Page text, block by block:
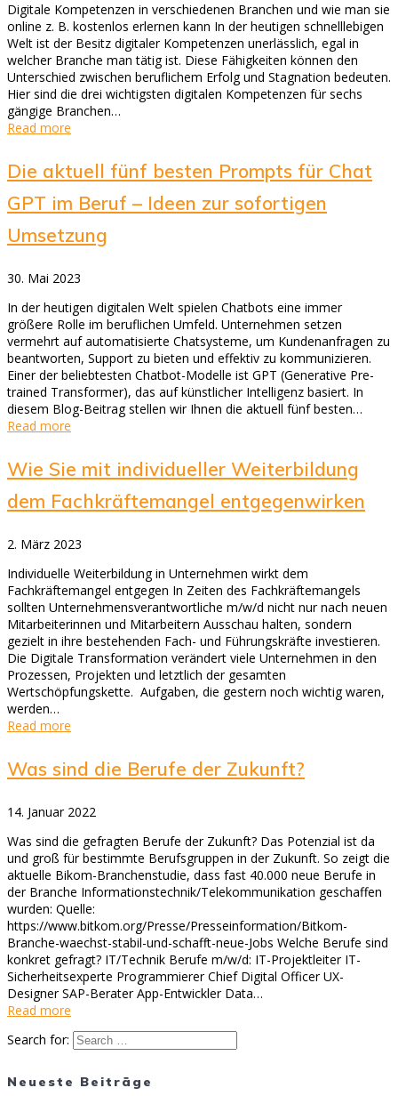
Digitale Kompetenzen in verschiedenen Branchen und wie man sie
online z. B. kostenlos erlernen kann In der heutigen schnelllebigen
Welt ist der Besitz digitaler Kompetenzen unerlässlich, egal in
welcher Branche man tätig ist. Diese Fähigkeiten können den
Unterschied zwischen beruflichem Erfolg und Stagnation bedeuten.
Hier sind die drei wichtigsten digitalen Kompetenzen für sechs
gängige Branchen…
Read more
Die aktuell fünf besten Prompts für Chat
GPT im Beruf – Ideen zur sofortigen
Umsetzung
30. Mai 2023
In der heutigen digitalen Welt spielen Chatbots eine immer
größere Rolle im beruflichen Umfeld. Unternehmen setzen
vermehrt auf automatisierte Chatsysteme, um Kundenanfragen zu
beantworten, Support zu bieten und effektiv zu kommunizieren.
Einer der beliebtesten Chatbot-Modelle ist GPT (Generative Pre-
trained Transformer), das auf künstlicher Intelligenz basiert. In
diesem Blog-Beitrag stellen wir Ihnen die aktuell fünf besten…
Read more
Wie Sie mit individueller Weiterbildung
dem Fachkräftemangel entgegenwirken
2. März 2023
Individuelle Weiterbildung in Unternehmen wirkt dem
Fachkräftemangel entgegen In Zeiten des Fachkräftemangels
sollten Unternehmensverantwortliche m/w/d nicht nur nach neuen
Mitarbeiterinnen und Mitarbeitern Ausschau halten, sondern
gezielt in ihre bestehenden Fach- und Führungskräfte investieren.
Die Digitale Transformation verändert viele Unternehmen in den
Prozessen, Projekten und letztlich der gesamten
Wertschöpfungskette. Aufgaben, die gestern noch wichtig waren,
werden…
Read more
Was sind die Berufe der Zukunft?
14. Januar 2022
Was sind die gefragten Berufe der Zukunft? Das Potenzial ist da
und groß für bestimmte Berufsgruppen in der Zukunft. So zeigt die
aktuelle Bikom-Branchenstudie, dass fast 40.000 neue Berufe in
der Branche Informationstechnik/Telekommunikation geschaffen
wurden: Quelle:
https://www.bitkom.org/Presse/Presseinformation/Bitkom-
Branche-waechst-stabil-und-schafft-neue-Jobs Welche Berufe sind
konkret gefragt? IT/Technik Berufe m/w/d: IT-Projektleiter IT-
Sicherheitsexperte Programmierer Chief Digital Officer UX-
Designer SAP-Berater App-Entwickler Data…
Read more
Search for:
Neueste Beiträge